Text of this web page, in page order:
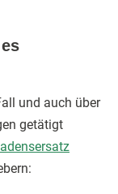
und auch über
getätigt